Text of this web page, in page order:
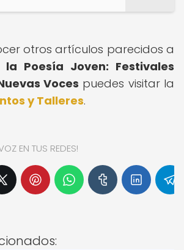
otros artículos parecidos a
Poesía Joven: Festivales
Voces puedes visitar la
y Talleres.
EN TUS REDES!